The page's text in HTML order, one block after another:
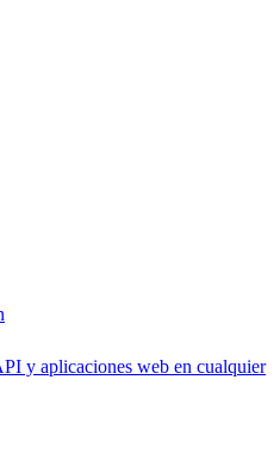
y aplicaciones web en cualquier